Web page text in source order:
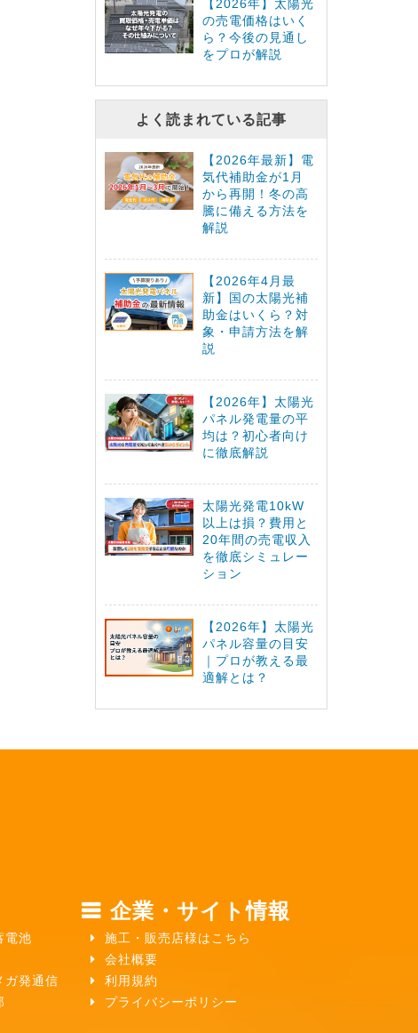
【2026年】太陽光
の売電価格はいく
ら？今後の見通し
をプロが解説
よく読まれている記事
【2026年最新】電
気代補助金が1月
から再開！冬の高
騰に備える方法を
解説
【2026年4月最
新】国の太陽光補
助金はいくら？対
象・申請方法を解
説
【2026年】太陽光
パネル発電量の平
均は？初心者向け
に徹底解説
太陽光発電10kW
以上は損？費用と
20年間の売電収入
を徹底シミュレー
ション
【2026年】太陽光
パネル容量の目安
｜プロが教える最
適解とは？
電池
ガ発通信
企業・サイト情報
施工・販売店様はこちら
会社概要
利用規約
プライバシーポリシー